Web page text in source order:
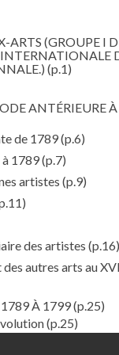
ARTS (GROUPE I
(p.1)
ANTÉRIEURE
de 1789(p.6)
à 1789(p.7)
artistes (p.9)
des artistes (p.16)
autres arts au
À 1799(p.25)
(p.25)